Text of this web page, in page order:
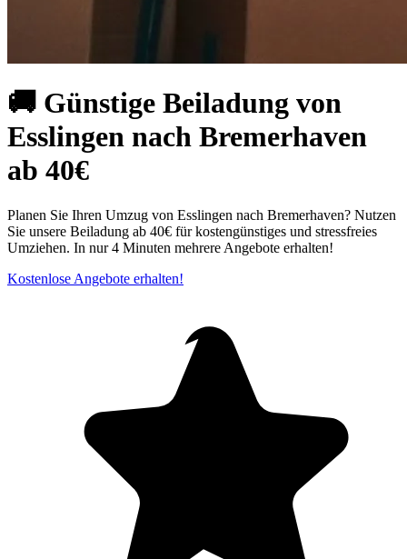
🚚 Günstige Beiladung von
Esslingen nach Bremerhaven
ab 40€
Planen Sie Ihren Umzug von Esslingen nach Bremerhaven? Nutzen
Sie unsere Beiladung ab 40€ für kostengünstiges und stressfreies
Umziehen. In nur 4 Minuten mehrere Angebote erhalten!
Kostenlose Angebote erhalten!